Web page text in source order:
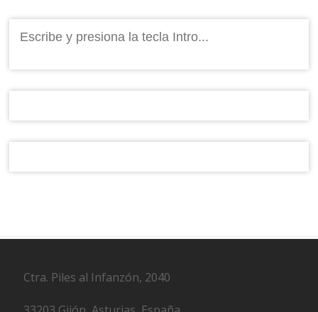
Ctra. Piles al Infanzón, 2040